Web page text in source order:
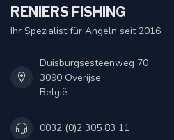
RENIERS FISHING
Ihr Spezialist für Angeln seit 2016
Duisburgsesteenweg 70
3090 Overijse
België
0032 (0)2 305 83 11